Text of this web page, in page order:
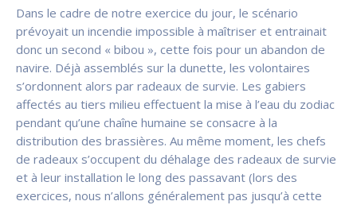
Dans le cadre de notre exercice du jour, le scénario
prévoyait un incendie impossible à maîtriser et entrainait
donc un second « bibou », cette fois pour un abandon de
navire. Déjà assemblés sur la dunette, les volontaires
s’ordonnent alors par radeaux de survie. Les gabiers
affectés au tiers milieu effectuent la mise à l’eau du zodiac
pendant qu’une chaîne humaine se consacre à la
distribution des brassières. Au même moment, les chefs
de radeaux s’occupent du déhalage des radeaux de survie
et à leur installation le long des passavant (lors des
exercices, nous n’allons généralement pas jusqu’à cette